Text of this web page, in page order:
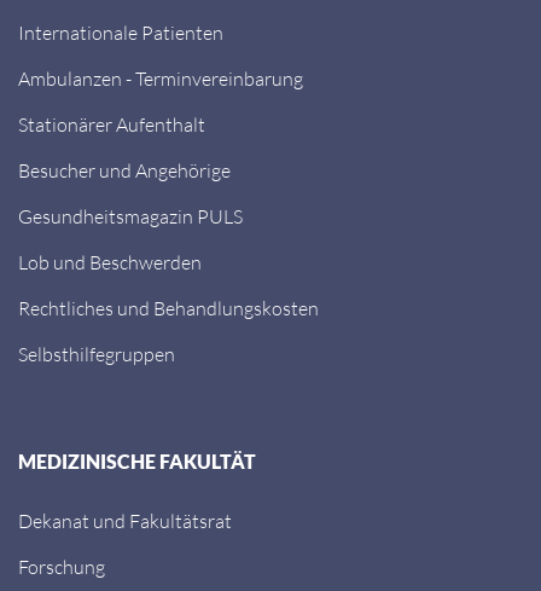
Internationale Patienten
Ambulanzen - Terminvereinbarung
Stationärer Aufenthalt
Besucher und Angehörige
Gesundheitsmagazin PULS
Lob und Beschwerden
Rechtliches und Behandlungskosten
Selbsthilfegruppen
MEDIZINISCHE FAKULTÄT
Dekanat und Fakultätsrat
Forschung